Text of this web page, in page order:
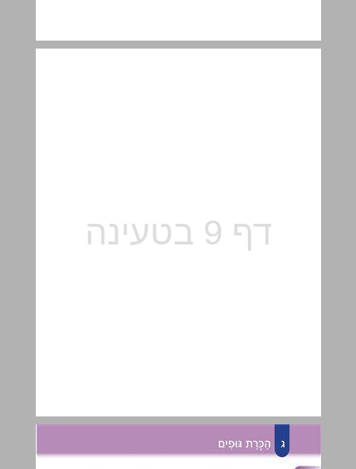
ג הַכָּרַת גּוּפִים ... 10